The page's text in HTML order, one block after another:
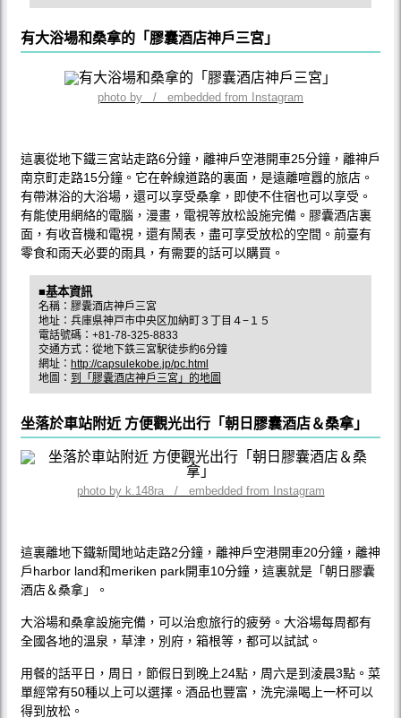
有大浴場和桑拿的「膠囊酒店神戶三宮」
photo by / embedded from Instagram
這裏從地下鐵三宮站走路6分鐘，離神戶空港開車25分鐘，離神戶
南京町走路15分鐘。它在幹線道路的裏面，是遠離喧囂的旅店。
有帶淋浴的大浴場，還可以享受桑拿，即使不住宿也可以享受。
有能使用網絡的電腦，漫畫，電視等放松設施完備。膠囊酒店裏
面，有收音機和電視，還有鬧表，盡可享受放松的空間。前臺有
零食和雨天必要的雨具，有需要的話可以購買。
■基本資訊
名稱：膠囊酒店神戶三宮
地址：兵庫県神戸市中央区加納町３丁目４−１５
電話號碼：+81-78-325-8833
交通方式：從地下鉄三宮駅徒歩約6分鐘
網址： http://capsulekobe.jp/pc.html
地圖： 到「膠囊酒店神戶三宮」的地圖
坐落於車站附近 方便觀光出行「朝日膠囊酒店＆桑拿」
photo by k.148ra / embedded from Instagram
這裏離地下鐵新聞地站走路2分鐘，離神戶空港開車20分鐘，離神
戶harbor land和meriken park開車10分鐘，這裏就是「朝日膠囊
酒店＆桑拿」。
大浴場和桑拿設施完備，可以治愈旅行的疲勞。大浴場每周都有
全國各地的溫泉，草津，別府，箱根等，都可以試試。
用餐的話平日，周日，節假日到晚上24點，周六是到淩晨3點。菜
單經常有50種以上可以選擇。酒品也豐富，洗完澡喝上一杯可以
得到放松。